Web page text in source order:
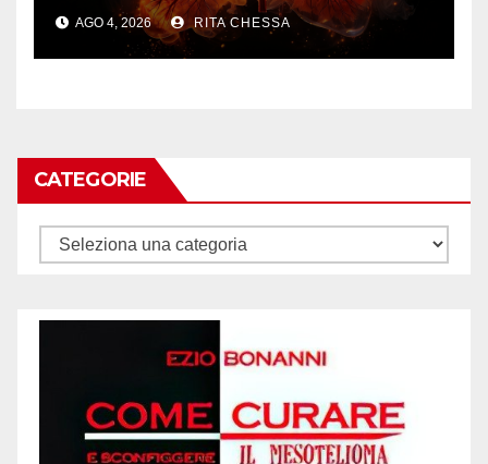
AGO 4, 2026 RITA CHESSA
CATEGORIE
Categorie